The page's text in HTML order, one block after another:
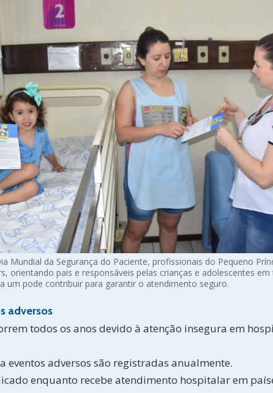
Mundial da Segurança do Paciente, profissionais do Pequeno
orientando pais e responsáveis pelas crianças e adolescentes
um pode contribuir para garantir o atendimento seguro.
adversos
todos os anos devido à atenção insegura em
eventos adversos são registradas anualmente.
enquanto recebe atendimento hospitalar em